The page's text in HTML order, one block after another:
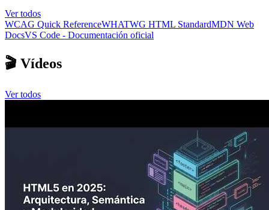
Ver todos
WCAG Quick ReferenceWHATWG HTML StandardMDN Web
DocsVS Code - Documentación oficial
🎬 Vídeos
Ver todos